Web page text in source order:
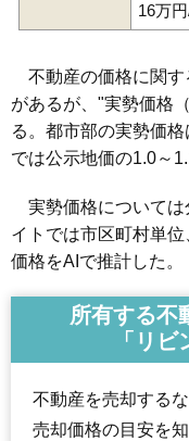
16万
不動産の価格に関す
があるが、"実勢価格
る。都市部の実勢価
では公示地価の1.0～
実勢価格については
イトでは市区町村単
価格をAIで推計した。
所有する不
「リ
不動産を売却する
売却価格の目安を知